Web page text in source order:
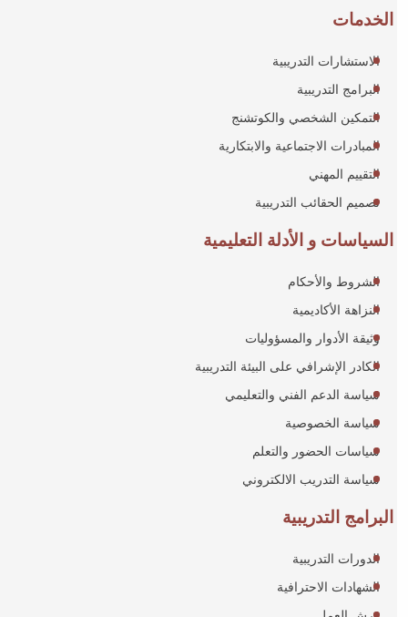
الخدمات
الاستشارات التدريبية
البرامج التدريبية
التمكين الشخصي والكوتشنج
المبادرات الاجتماعية والابتكارية
التقييم المهني
تصميم الحقائب التدريبية
السياسات و الأدلة التعليمية
الشروط والأحكام
النزاهة الأكاديمية
وثيقة الأدوار والمسؤوليات
الكادر الإشرافي على البيئة التدريبية
سياسة الدعم الفني والتعليمي
سياسة الخصوصية
سياسات الحضور والتعلم
سياسة التدريب الالكتروني
البرامج التدريبية
الدورات التدريبية
الشهادات الاحترافية